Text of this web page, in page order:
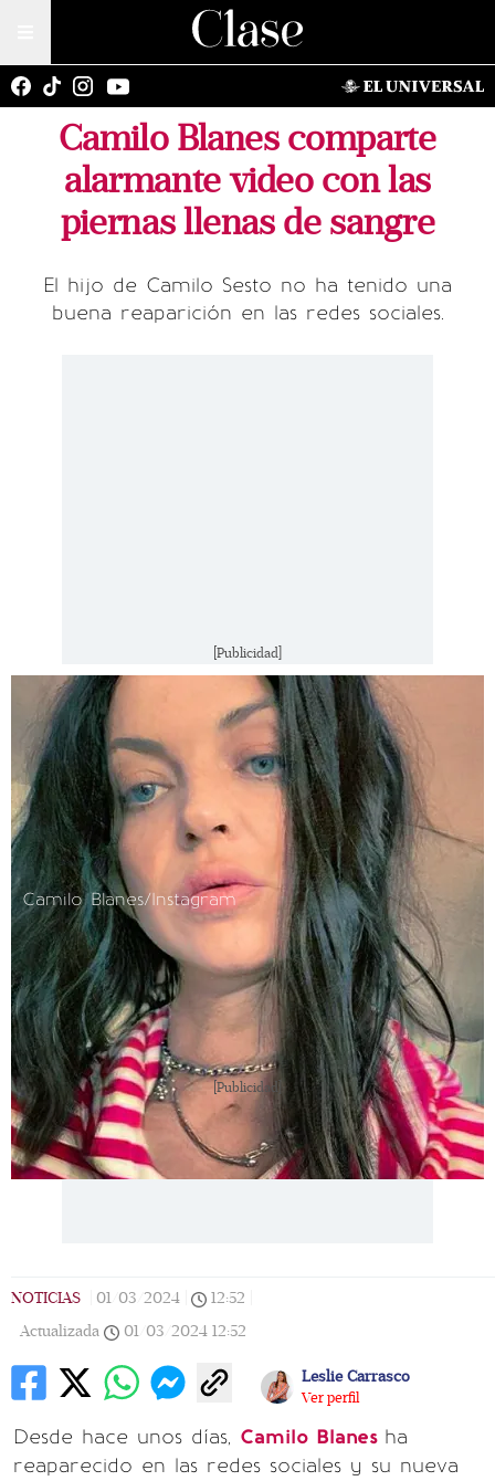
Camilo Blanes comparte
alarmante video con las
piernas llenas de sangre
El hijo de Camilo Sesto no ha tenido una
buena reaparición en las redes sociales.
[Publicidad]
Camilo Blanes/Instagram
[Publicidad]
NOTICIAS 01/03/2024 12:52
Actualizada
01/03/2024 12:52
Leslie Carrasco
Ver perfil
Desde hace unos días, Camilo Blanes ha
reaparecido en las redes sociales y su nueva